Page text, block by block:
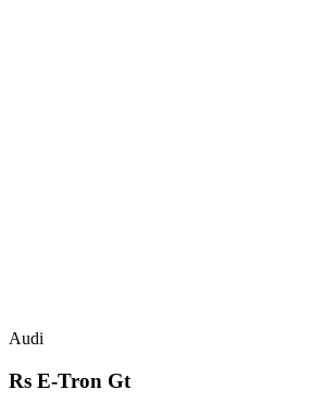
Audi
Rs E-Tron Gt